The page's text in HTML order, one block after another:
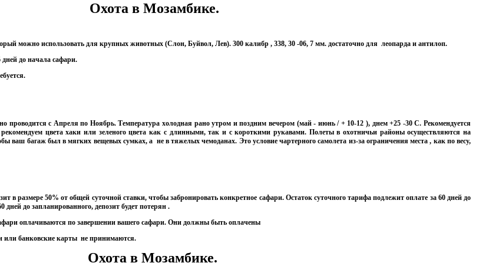
Охота в Мозамбике.
можно использовать для крупных животных (Слон, Буйвол, Лев). 300 калибр , 338, 30 -06, 7 мм. достаточно для леопарда и антилоп.
до начала сафари.
проводится с Апреля по Ноябрь. Температура холодная рано утром и поздним вечером (май - июнь / + 10-12 ), днем +25 -30 С. Рекомендуется
цвета хаки или зеленого цвета как с длинными, так и с короткими рукавами. Полеты в охотничьи районы осуществляются на
ваш багаж был в мягких вещевых сумках, а не в тяжелых чемоданах. Это условие чартерного самолета из-за ограничения места , как по весу,
в размере 50% от общей суточной ставки, чтобы забронировать конкретное сафари. Остаток суточного тарифа подлежит оплате за 60 дней до
дней до запланированного, депозит будет потерян .
оплачиваются по завершении вашего сафари. Они должны быть оплачены
банковские карты не принимаются.
Охота в Мозамбике.